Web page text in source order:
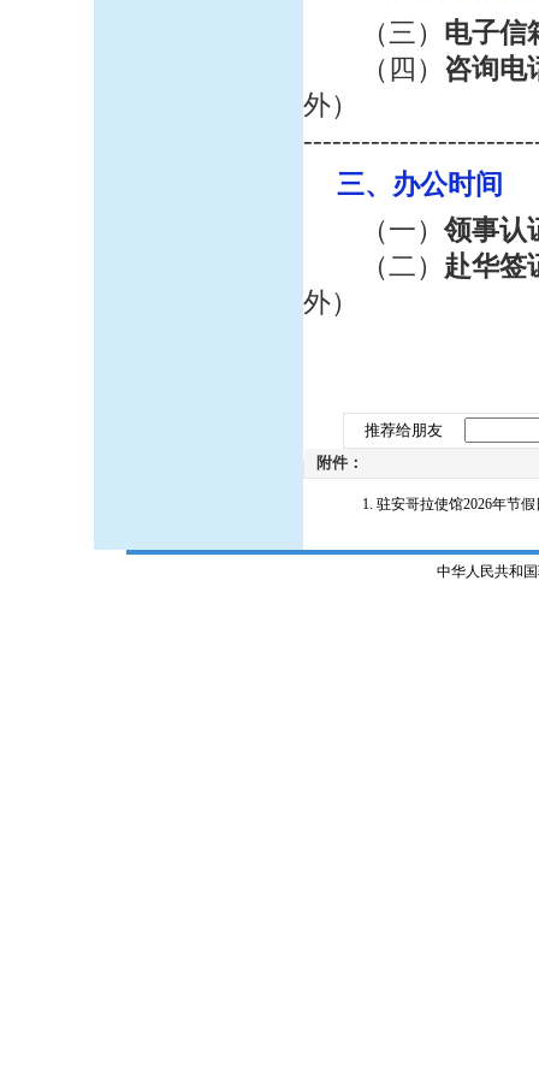
（三） 电子信
（四） 咨询电
外）
三、办公时间
（一）领事认
（二） 赴华签
外）
推荐给朋友
附件：
驻安哥拉使馆2026年节
中华人民共和